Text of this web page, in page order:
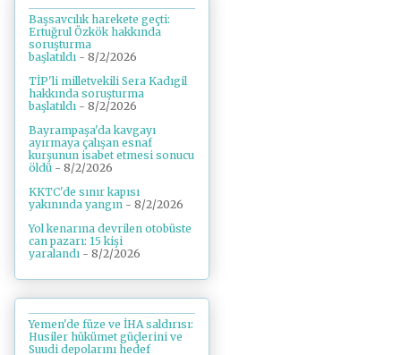
Başsavcılık harekete geçti:
Ertuğrul Özkök hakkında
soruşturma
başlatıldı - 8/2/2026
TİP'li milletvekili Sera Kadıgil
hakkında soruşturma
başlatıldı - 8/2/2026
Bayrampaşa'da kavgayı
ayırmaya çalışan esnaf
kurşunun isabet etmesi sonucu
öldü - 8/2/2026
KKTC'de sınır kapısı
yakınında yangın - 8/2/2026
Yol kenarına devrilen otobüste
can pazarı: 15 kişi
yaralandı - 8/2/2026
Yemen'de füze ve İHA saldırısı:
Husiler hükümet güçlerini ve
Suudi depolarını hedef